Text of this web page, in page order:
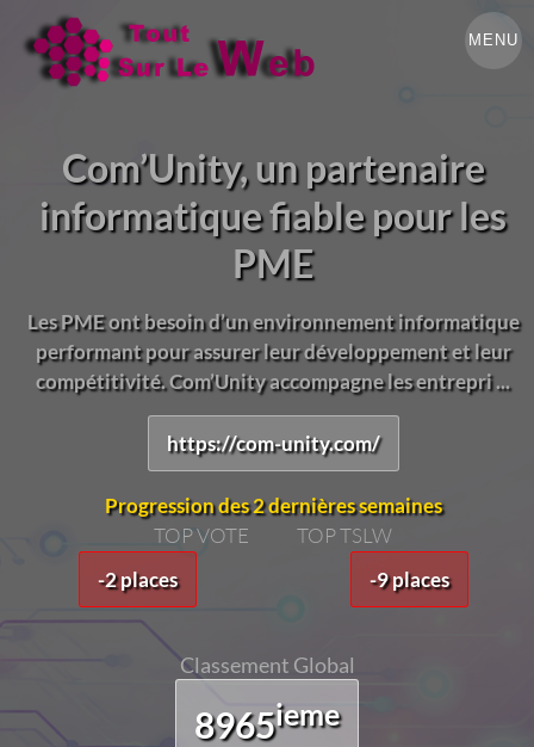
MENU
Com’Unity, un partenaire
informatique fiable pour les
PME
Les PME ont besoin d’un environnement informatique
performant pour assurer leur développement et leur
compétitivité. Com’Unity accompagne les entrepri ...
https://com-unity.com/
Progression des 2 dernières semaines
TOP VOTE
-2 places
TOP TSLW
-9 places
Classement Global
8965ieme